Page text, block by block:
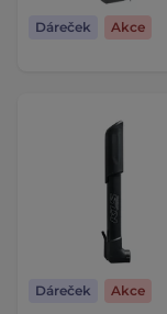
Dáreček Akce
Dáreček Akce